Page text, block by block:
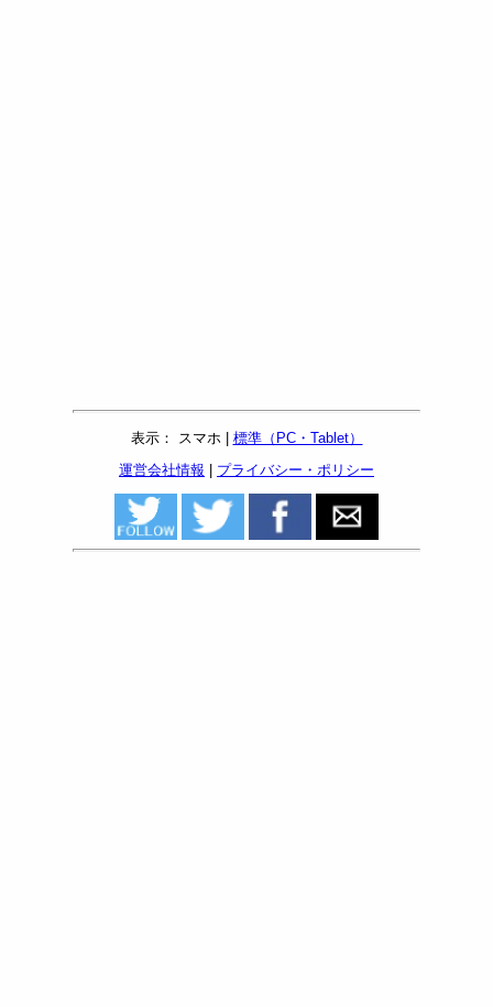
表示： スマホ | 標準（PC・Tablet）
運営会社情報 | プライバシー・ポリシー